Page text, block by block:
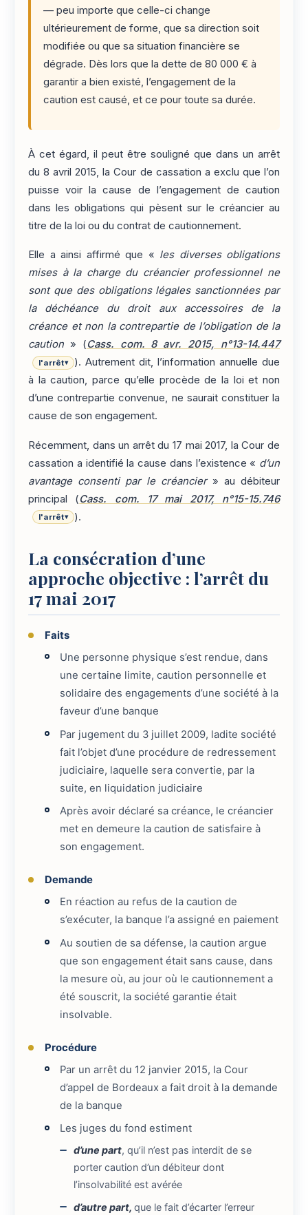
— peu importe que celle-ci change
ultérieurement de forme, que sa direction soit
modifiée ou que sa situation financière se
dégrade. Dès lors que la dette de 80 000 € à
garantir a bien existé, l’engagement de la
caution est causé, et ce pour toute sa durée.
À cet égard, il peut être souligné que dans un arrêt
du 8 avril 2015, la Cour de cassation a exclu que l’on
puisse voir la cause de l’engagement de caution
dans les obligations qui pèsent sur le créancier au
titre de la loi ou du contrat de cautionnement.
Elle a ainsi affirmé que « les diverses obligations
mises à la charge du créancier professionnel ne
sont que des obligations légales sanctionnées par
la déchéance du droit aux accessoires de la
créance et non la contrepartie de l’obligation de la
caution » (Cass. com. 8 avr. 2015, n°13-14.447
l'arrêt▾
). Autrement dit, l’information annuelle due
à la caution, parce qu’elle procède de la loi et non
d’une contrepartie convenue, ne saurait constituer la
cause de son engagement.
Récemment, dans un arrêt du 17 mai 2017, la Cour de
cassation a identifié la cause dans l’existence « d’un
avantage consenti par le créancier» au débiteur
principal (Cass. com. 17 mai 2017, n°15-15.746
l'arrêt▾ ).
La consécration d’une
approche objective : l’arrêt du
17 mai 2017
Faits
Une personne physique s’est rendue, dans
une certaine limite, caution personnelle et
solidaire des engagements d’une société à la
faveur d’une banque
Par jugement du 3 juillet 2009, ladite société
fait l’objet d’une procédure de redressement
judiciaire, laquelle sera convertie, par la
suite, en liquidation judiciaire
Après avoir déclaré sa créance, le créancier
met en demeure la caution de satisfaire à
son engagement.
Demande
En réaction au refus de la caution de
s’exécuter, la banque l’a assigné en paiement
Au soutien de sa défense, la caution argue
que son engagement était sans cause, dans
la mesure où, au jour où le cautionnement a
été souscrit, la société garantie était
insolvable.
Procédure
Par un arrêt du 12 janvier 2015, la Cour
d’appel de Bordeaux a fait droit à la demande
de la banque
Les juges du fond estiment
d’une part, qu’il n’est pas interdit de se
porter caution d’un débiteur dont
l’insolvabilité est avérée
d’autre part,que le fait d’écarter l’erreur